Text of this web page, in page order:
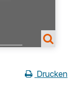
Drucken